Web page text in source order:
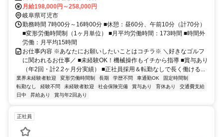
月給198,000円～258,000円
岐阜県可児市
勤務時間 7時00分～16時00分 ■休憩：昼60分、午前10分（計70分）
■変形労働時間制（1ヶ月単位） ■月平均労働時間：173時間 ■時間外
労働：月平均15時間
お仕事内容 ※あなたにお願いしたいことはコチラ※ ＼好きなゴルフ
に関われるお仕事／ ■未経験OK！機械操作もイチから指導 ■賞与あり
（年2回・計2.2ヶ月分実績） ■正社員採用＆転勤なしで長く働ける...
業界未経験者歓迎 変形労働時間制 長期 学歴不問 車通勤OK
固定時間制
転勤なし
経験不問 未経験者歓迎 社会保険完備 賞与あり 育休あり
交通費支給
日中
昇給あり 賞与年2回あり
正社員